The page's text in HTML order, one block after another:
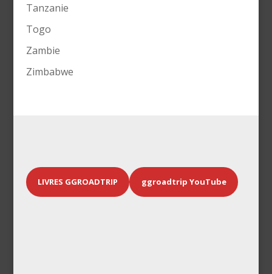
Tanzanie
Togo
Zambie
Zimbabwe
LIVRES GGROADTRIP ggroadtrip YouTube